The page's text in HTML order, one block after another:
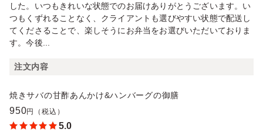
した。いつもきれいな状態でのお届けありがとうございます。い
つもくずれることなく、クライアントも選びやすい状態で配送し
てくださることで、楽しそうにお弁当をお選びいただいておりま
す。今後...
注文内容
焼きサバの甘酢あんかけ&ハンバーグの御膳
950円（税込）
5.0